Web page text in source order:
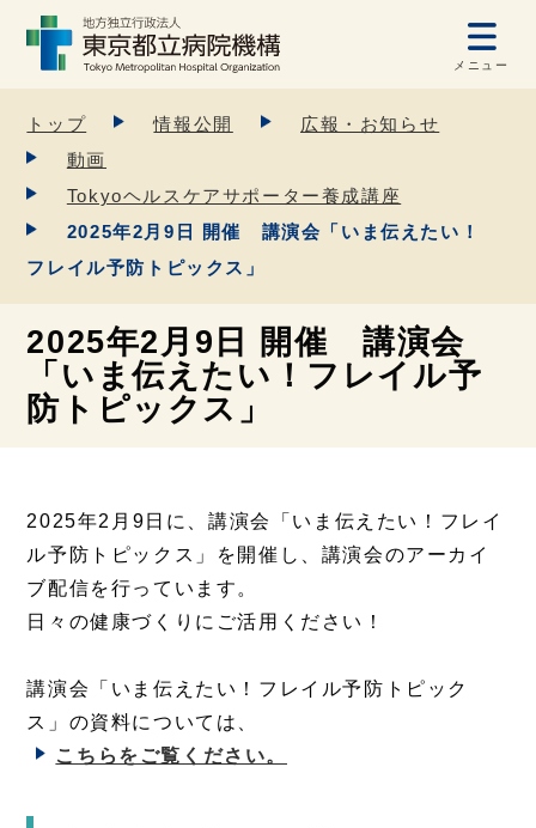
メニュー
トップ 情報公開
広報・お知らせ
動画
Tokyoヘルスケアサポーター養成講座
2025年2月9日 開催 講演会「いま伝えたい！
フレイル予防トピックス」
2025年2月9日 開催 講演会
「いま伝えたい！フレイル予
防トピックス」
2025年2月9日に、講演会「いま伝えたい！フレイ
ル予防トピックス」を開催し、講演会のアーカイ
ブ配信を行っています。
日々の健康づくりにご活用ください！
講演会「いま伝えたい！フレイル予防トピック
ス」の資料については、
こちらをご覧ください。